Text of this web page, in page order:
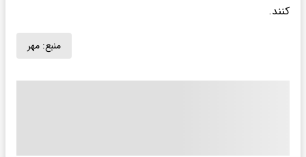
کنند.
منبع: مهر